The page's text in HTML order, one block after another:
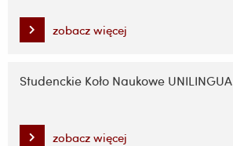
zobacz więcej
Studenckie Koło Naukowe UNILINGUA
zobacz więcej